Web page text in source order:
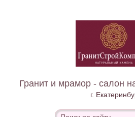
Гранит и мрамор - салон
г.